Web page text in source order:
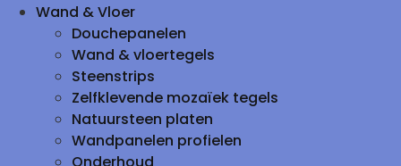
Wand & Vloer
Douchepanelen
Wand & vloertegels
Steenstrips
Zelfklevende mozaïek tegels
Natuursteen platen
Wandpanelen profielen
Onderhoud